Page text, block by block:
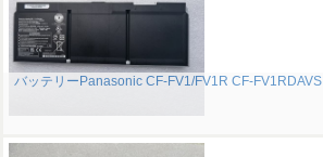
バッテリーPanasonic CF-FV1/FV1R CF-FV1RDAVS